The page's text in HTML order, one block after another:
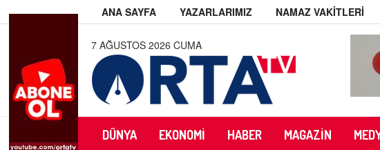
ANA SAYFA YAZARLARIMIZ NAMAZ VAKİTLERİ
7 AĞUSTOS 2026 CUMA
DÜNYA EKONOMİ HABER MAGAZİN